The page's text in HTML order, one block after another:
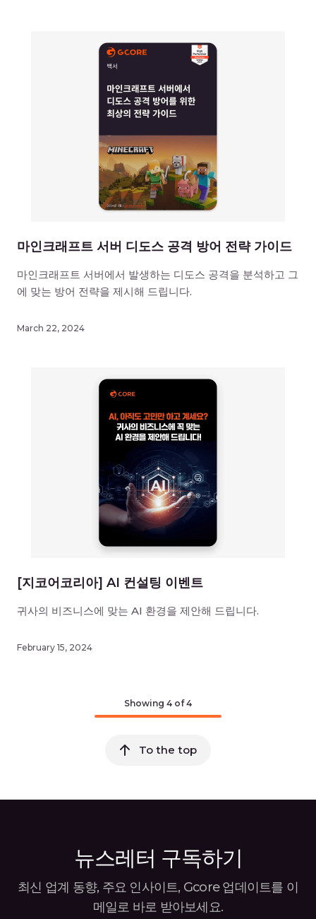
마인크래프트 서버 디도스 공격 방어 전략 가이드
마인크래프트 서버에서 발생하는 디도스 공격을 분석하고 그
에 맞는 방어 전략을 제시해 드립니다.
March 22, 2024
[지코어코리아] AI 컨설팅 이벤트
귀사의 비즈니스에 맞는 AI 환경을 제안해 드립니다.
February 15, 2024
Showing 4 of 4
To the top
뉴스레터 구독하기
최신 업계 동향, 주요 인사이트, Gcore 업데이트를 이
메일로 바로 받아보세요.